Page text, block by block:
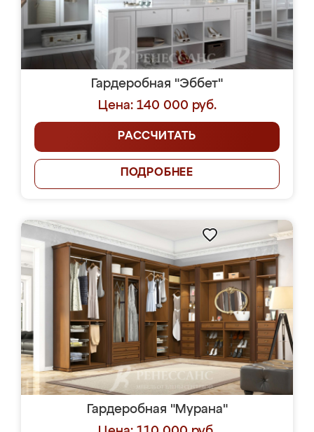
Гардеробная "Эббет"
Цена: 140 000 руб.
РАССЧИТАТЬ
ПОДРОБНЕЕ
Гардеробная "Мурана"